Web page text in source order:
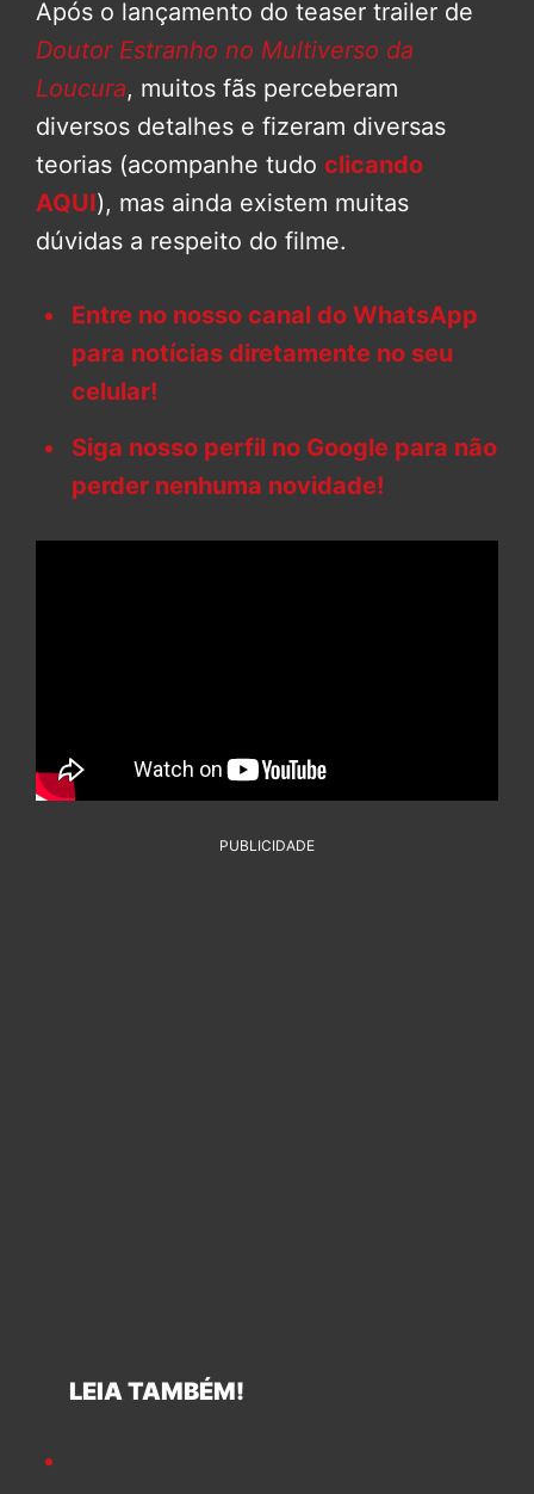
Após o lançamento do teaser trailer de
Doutor Estranho no Multiverso da
Loucura, muitos fãs perceberam
diversos detalhes e fizeram diversas
teorias (acompanhe tudo clicando
AQUI), mas ainda existem muitas
dúvidas a respeito do filme.
Entre no nosso canal do WhatsApp
para notícias diretamente no seu
celular!
Siga nosso perfil no Google para não
perder nenhuma novidade!
PUBLICIDADE
LEIA TAMBÉM!